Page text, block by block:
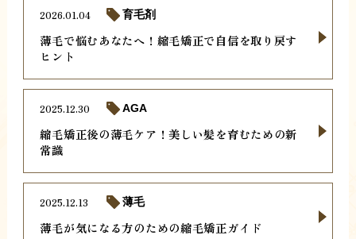
薄毛で悩むあなたへ！縮毛矯正で自信を取り戻す
ヒント
2026.01.04 育毛剤
縮毛矯正後の薄毛ケア！美しい髪を育むための新
常識
2025.12.30 AGA
薄毛が気になる方のための縮毛矯正ガイド
2025.12.13 薄毛